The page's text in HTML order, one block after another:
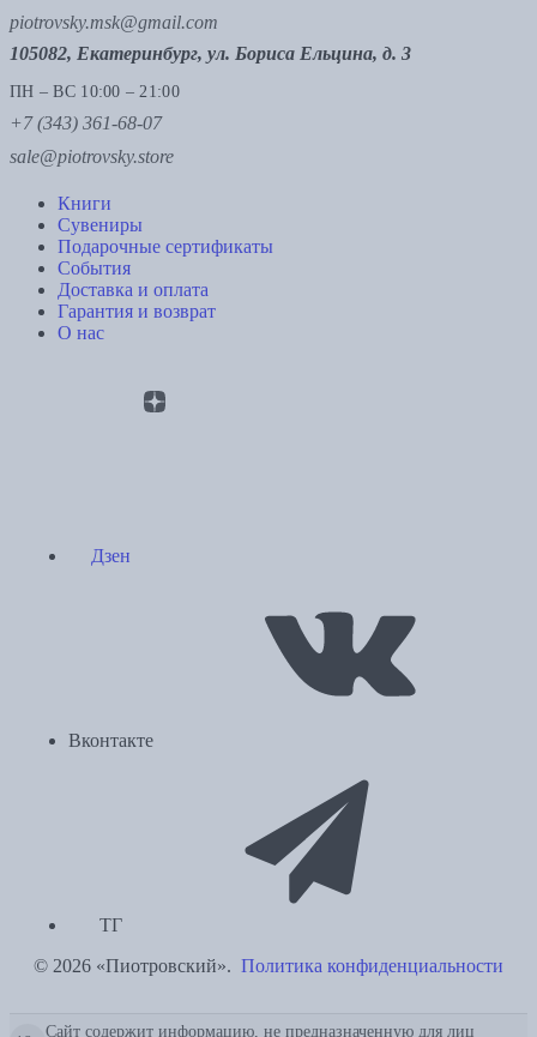
piotrovsky.msk@gmail.com
105082, Екатеринбург, ул. Бориса Ельцина, д. 3
ПН – ВС 10:00 – 21:00
+7 (343) 361-68-07
sale@piotrovsky.store
Книги
Сувениры
Подарочные сертификаты
События
Доставка и оплата
Гарантия и возврат
О нас
Дзен
Вконтакте
ТГ
© 2026 «Пиотровский». Политика конфиденциальности
Сайт содержит информацию, не предназначенную для лиц